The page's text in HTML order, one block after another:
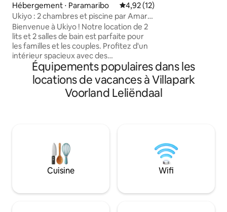
Hébergement ⋅ Paramaribo Évaluation moyenne sur la
4,92 (12)
Ukiyo : 2 chambres et piscine par Amara
Apartments
Bienvenue à Ukiyo ! Notre location de 2
lits et 2 salles de bain est parfaite pour
les familles et les couples. Profitez d'un
intérieur spacieux avec des
équipements modernes et beaucoup de
lumière naturelle. La cuisine
entièrement équipée et le salon ouvert
sont parfaits pour se divertir. Sortez vers
reposant. Situé dans un quartier calme,
nous sommes à quelques kilomètres des
principales attractions. Amara
Apartments
pour un séjour
Équipements populaires dans les
locations de vacances à Villapark
Voorland Leliëndaal
Cuisine Wifi